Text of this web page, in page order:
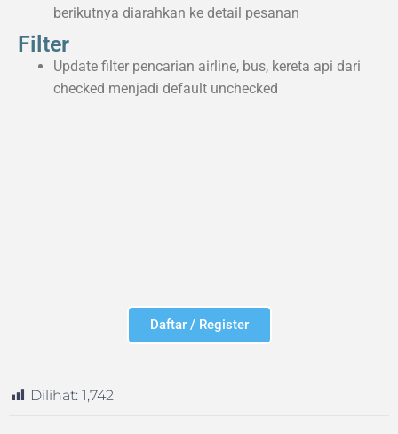
berikutnya diarahkan ke detail pesanan
Filter
Update filter pencarian airline, bus, kereta api dari
checked menjadi default unchecked
Daftar / Register
Dilihat: 1,742